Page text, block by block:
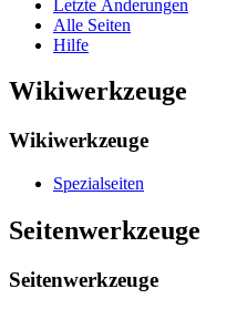
Letzte Änderungen
Alle Seiten
Hilfe
Wikiwerkzeuge
Wikiwerkzeuge
Spezialseiten
Seitenwerkzeuge
Seitenwerkzeuge